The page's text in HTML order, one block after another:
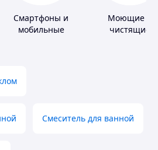
Смартфоны и
мобильные
Моющие и
чистящие
Смеситель для ванной